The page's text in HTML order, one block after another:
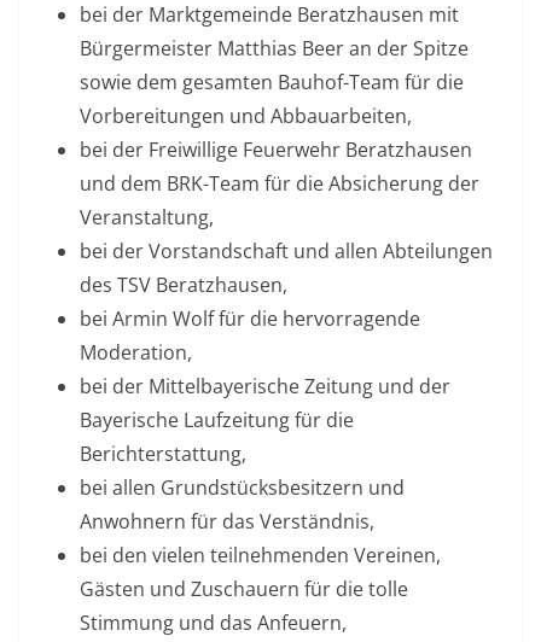
bei der Marktgemeinde Beratzhausen mit
Bürgermeister Matthias Beer an der Spitze
sowie dem gesamten Bauhof-Team für die
Vorbereitungen und Abbauarbeiten,
bei der Freiwillige Feuerwehr Beratzhausen
und dem BRK-Team für die Absicherung der
Veranstaltung,
bei der Vorstandschaft und allen Abteilungen
des TSV Beratzhausen,
bei Armin Wolf für die hervorragende
Moderation,
bei der Mittelbayerische Zeitung und der
Bayerische Laufzeitung für die
Berichterstattung,
bei allen Grundstücksbesitzern und
Anwohnern für das Verständnis,
bei den vielen teilnehmenden Vereinen,
Gästen und Zuschauern für die tolle
Stimmung und das Anfeuern,